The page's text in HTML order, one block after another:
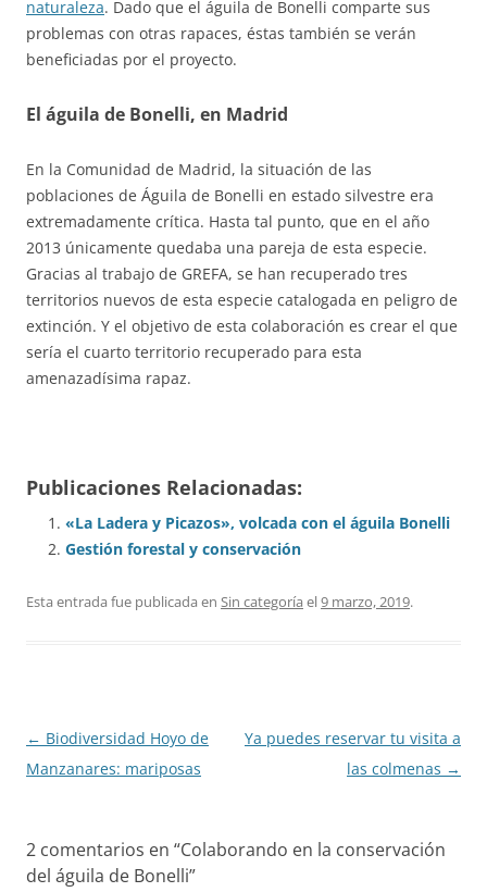
naturaleza. Dado que el águila de Bonelli comparte sus
problemas con otras rapaces, éstas también se verán
beneficiadas por el proyecto.
El águila de Bonelli, en Madrid
En la Comunidad de Madrid, la situación de las
poblaciones de Águila de Bonelli en estado silvestre era
extremadamente crítica. Hasta tal punto, que en el año
2013 únicamente quedaba una pareja de esta especie.
Gracias al trabajo de GREFA, se han recuperado tres
territorios nuevos de esta especie catalogada en peligro de
extinción. Y el objetivo de esta colaboración es crear el que
sería el cuarto territorio recuperado para esta
amenazadísima rapaz.
Publicaciones Relacionadas:
«La Ladera y Picazos», volcada con el águila Bonelli
Gestión forestal y conservación
Esta entrada fue publicada en Sin categoría el9 marzo, 2019.
Navegación
de
← Biodiversidad Hoyo de
Manzanares: mariposas
Ya puedes reservar tu visita a
las colmenas →
2 comentarios en “Colaborando en la conservación
del águila de Bonelli”